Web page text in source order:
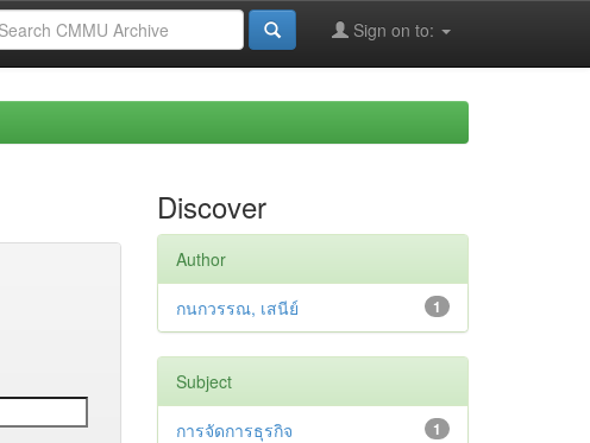
Sign on to:
Discover
Author
1
กนกวรรณ, เสนีย์
Subject
1
การจัดการธุรกิจ